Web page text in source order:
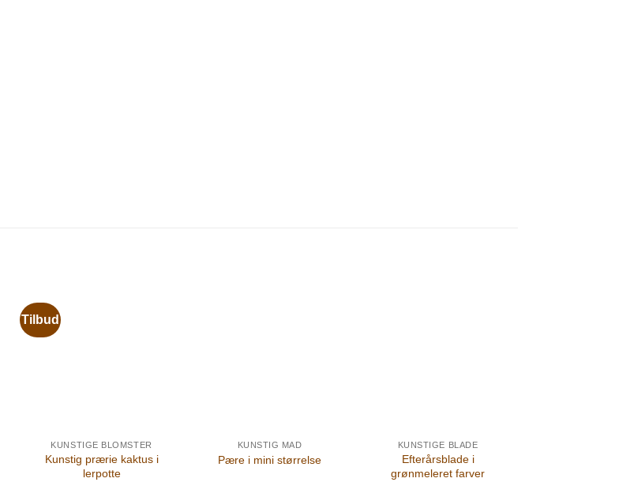
Tilbud
KUNSTIGE BLOMSTER
Kunstig prærie kaktus i
lerpotte
KUNSTIG MAD
Pære i mini størrelse
KUNSTIGE BLADE
Efterårsblade i
grønmeleret farver